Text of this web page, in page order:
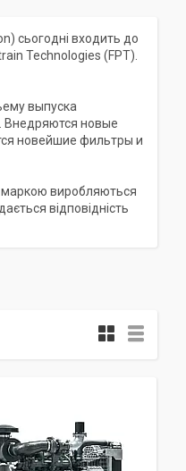
сьогодні входить до
Technologies (FPT).
выпуска
Внедряются новые
новейшие фильтры и
маркою виробляються
відповідність